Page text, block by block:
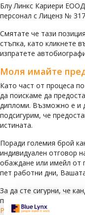
Блу Линкс Кариери
персонал с Лиценз №
Смятате че тази
стъпка, като кликнете
изпратете
Моля имайте
Като част от процеса
да поискаме да
дипломи. Възможно е и
подсигурим, че
истината.
Поради големия брой
индивидуален отговор
обаждане или имейл от
пет работни дни,
За да сте сигурни, че
препоръчваме да си
Регистрирация